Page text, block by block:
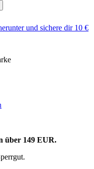
und sichere dir 10 €
über 149 EUR.